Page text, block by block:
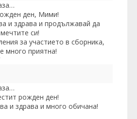
ден, Мими!
и здрава и продължавай да
си!
за участието в сборника,
много приятна!
рожден ден!
и здрава и много обичана!